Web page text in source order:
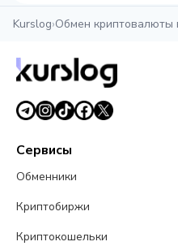
Kurslog›Обмен криптовалюты
Сервисы
Обменники
Криптобиржи
Криптокошельки